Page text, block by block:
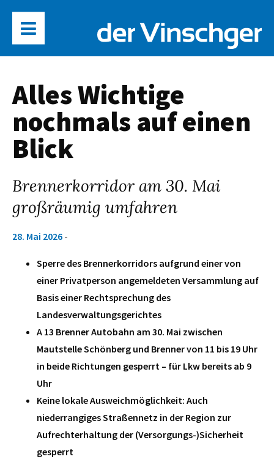
Alles Wichtige
nochmals auf einen
Blick
Brennerkorridor am 30. Mai
großräumig umfahren
28. Mai 2026 -
Sperre des Brennerkorridors aufgrund einer von
einer Privatperson angemeldeten Versammlung auf
Basis einer Rechtsprechung des
Landesverwaltungsgerichtes
A 13 Brenner Autobahn am 30. Mai zwischen
Mautstelle Schönberg und Brenner von 11 bis 19 Uhr
in beide Richtungen gesperrt – für Lkw bereits ab 9
Uhr
Keine lokale Ausweichmöglichkeit: Auch
niederrangiges Straßennetz in der Region zur
Aufrechterhaltung der (Versorgungs-)Sicherheit
gesperrt